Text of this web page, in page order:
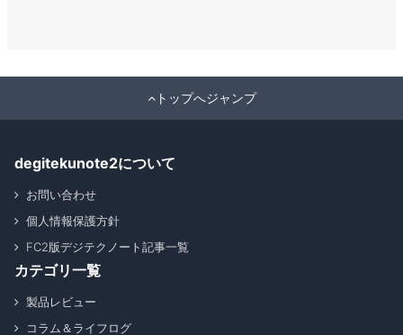
トップへジャンプ
degitekunote2について
お問い合わせ
個人情報保護方針
FC2版デジテクノート記事一覧
カテゴリ一覧
製品レビュー
コラム＆ライフログ